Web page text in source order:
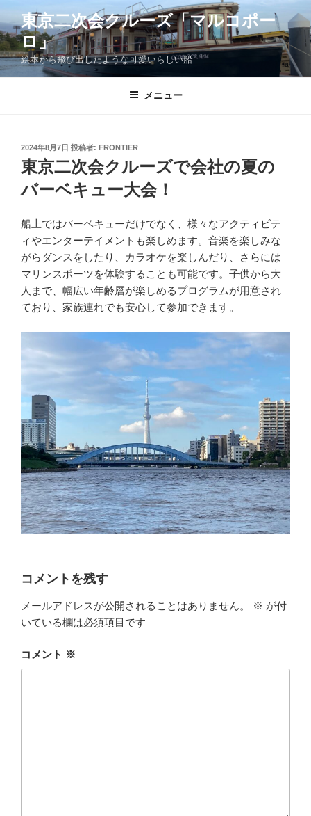
ン
テ
ン
ツ
東京二次会クルーズ「マルコポー
ロ」
絵本から飛び出したような可愛いらしい船
メニュー
投
稿
日:
2024年8月7日 投稿者: FRONTIER
東京二次会クルーズで会社の夏の
バーベキュー大会！
船上ではバーベキューだけでなく、様々なアクティビテ
ィやエンターテイメントも楽しめます。音楽を楽しみな
がらダンスをしたり、カラオケを楽しんだり、さらには
マリンスポーツを体験することも可能です。子供から大
人まで、幅広い年齢層が楽しめるプログラムが用意され
ており、家族連れでも安心して参加できます。
コメントを残す
メールアドレスが公開されることはありません。 ※ が付
いている欄は必須項目です
コメント ※